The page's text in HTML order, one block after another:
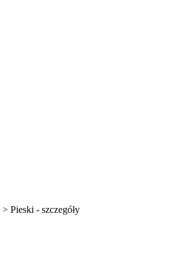
> Pieski - szczegóły